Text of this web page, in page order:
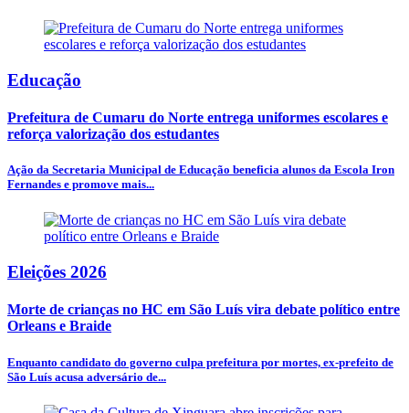
Educação
Prefeitura de Cumaru do Norte entrega uniformes escolares e
reforça valorização dos estudantes
Ação da Secretaria Municipal de Educação beneficia alunos da Escola Iron
Fernandes e promove mais...
Eleições 2026
Morte de crianças no HC em São Luís vira debate político entre
Orleans e Braide
Enquanto candidato do governo culpa prefeitura por mortes, ex-prefeito de
São Luís acusa adversário de...